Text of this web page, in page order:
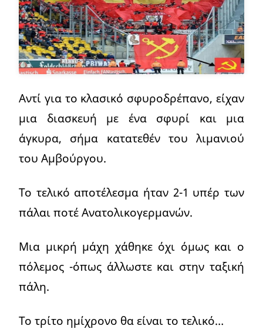
Αντί για το κλασικό σφυροδρέπανο, είχαν
μια διασκευή με ένα σφυρί και μια
άγκυρα, σήμα κατατεθέν του λιμανιού
του Αμβούργου.
Το τελικό αποτέλεσμα ήταν 2-1 υπέρ των
πάλαι ποτέ Ανατολικογερμανών.
Μια μικρή μάχη χάθηκε όχι όμως και ο
πόλεμος -όπως άλλωστε και στην ταξική
πάλη.
Το τρίτο ημίχρονο θα είναι το τελικό…